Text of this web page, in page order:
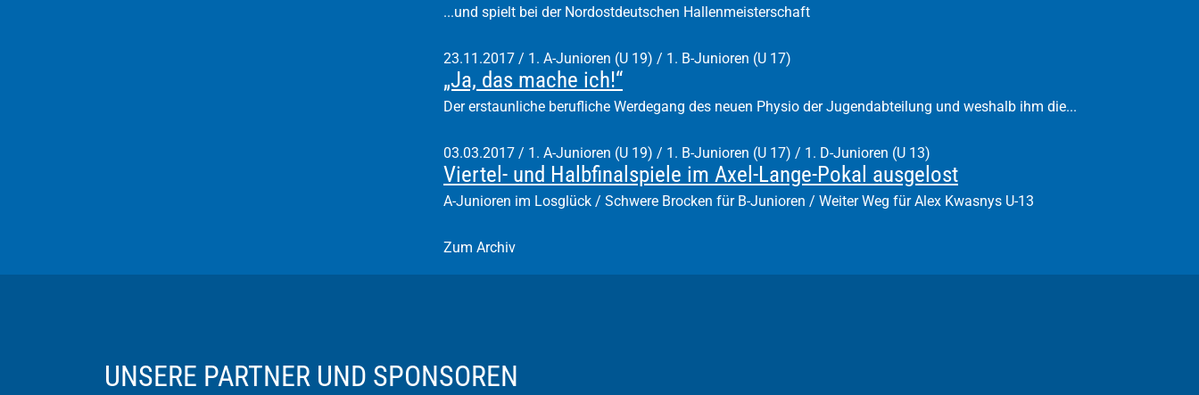
...und spielt bei der Nordostdeutschen Hallenmeisterschaft
23.11.2017 / 1. A-Junioren (U 19) / 1. B-Junioren (U 17)
„Ja, das mache ich!“
Der erstaunliche berufliche Werdegang des neuen Physio der Jugendabteilung und weshalb ihm die...
03.03.2017 / 1. A-Junioren (U 19) / 1. B-Junioren (U 17) / 1. D-Junioren (U 13)
Viertel- und Halbfinalspiele im Axel-Lange-Pokal ausgelost
A-Junioren im Losglück / Schwere Brocken für B-Junioren / Weiter Weg für Alex Kwasnys U-13
Zum Archiv
UNSERE PARTNER UND SPONSOREN